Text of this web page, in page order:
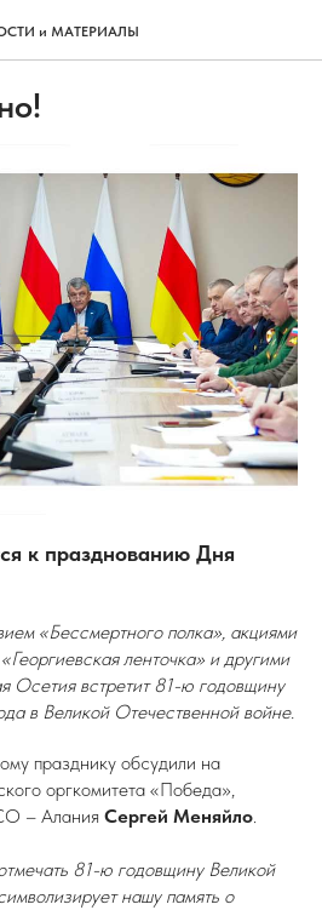
и МАТЕРИАЛЫ
к празднованию Дня
«Бессмертного полка», акциями
ленточка» и другими
Осетия встретит 81-ю годовщину
в Великой Отечественной войне.
празднику обсудили на
оргкомитета «Победа»,
– Алания Сергей Меняйло.
81-ю годовщину Великой
нашу память о